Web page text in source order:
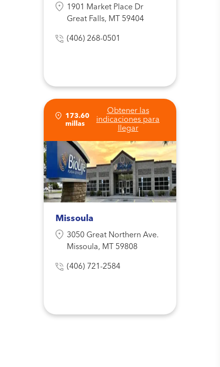
1901 Market Place Dr
Great Falls, MT 59404
(406) 268-0501
173.60
millas
Obtener las
indicaciones para
llegar
Missoula
3050 Great Northern Ave.
Missoula, MT 59808
(406) 721-2584